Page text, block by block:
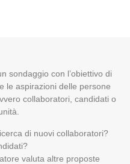
sondaggio con l’obiettivo di
le aspirazioni delle persone
collaboratori, candidati o
di nuovi collaboratori?
valuta altre proposte